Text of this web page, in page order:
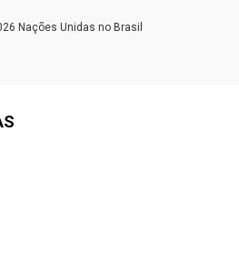
Nações Unidas no Brasil